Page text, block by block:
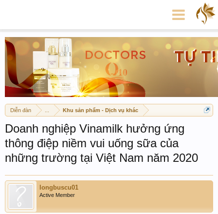
Diễn đàn Khu sản phẩm - Dịch vụ khác
Doanh nghiệp Vinamilk hưởng ứng
thông điệp niềm vui uống sữa của
những trường tại Việt Nam năm 2020
longbuscu01
Active Member